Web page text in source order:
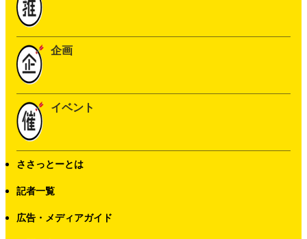
企画
イベント
ささっとーとは
記者一覧
広告・メディアガイド